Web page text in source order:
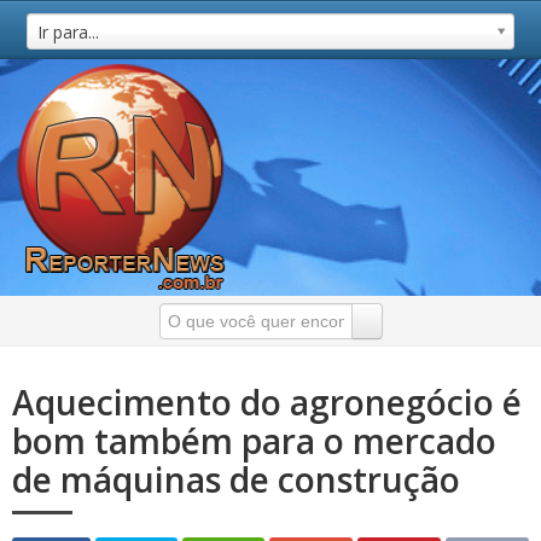
Ir para...
Aquecimento do agronegócio é
bom também para o mercado
de máquinas de construção